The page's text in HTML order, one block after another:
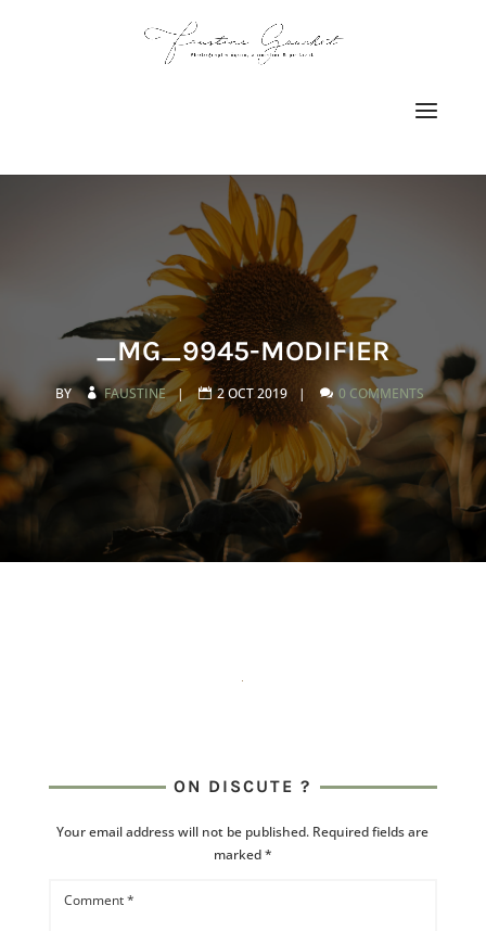
_MG_9945-MODIFIER
BY FAUSTINE | 2 OCT 2019 | 0 COMMENTS
ON DISCUTE ?
Your email address will not be published. Required fields are
marked*